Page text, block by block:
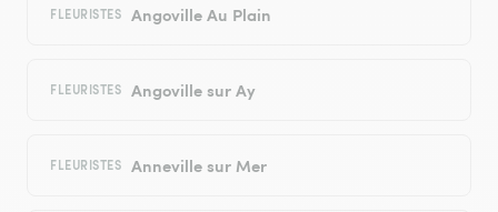
FLEURISTES Angoville Au Plain
FLEURISTES Angoville sur Ay
FLEURISTES Anneville sur Mer